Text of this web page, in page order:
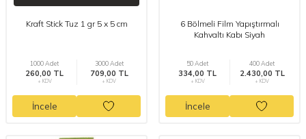
Kraft Stick Tuz 1 gr 5 x 5 cm
1000 Adet
260,00 TL
+ KDV
3000 Adet
709,00 TL
+ KDV
İncele
6 Bölmeli Film Yapıştırmalı
Kahvaltı Kabı Siyah
50 Adet
334,00 TL
+ KDV
400 Adet
2.430,00 TL
+ KDV
İncele